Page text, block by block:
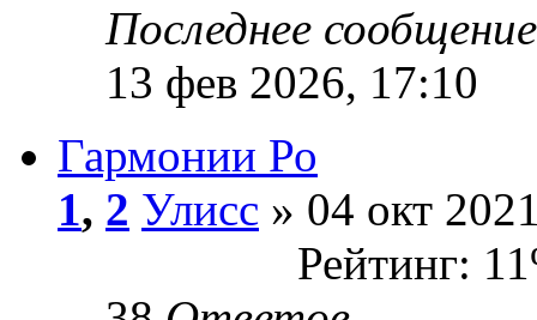
Последнее
13 фев 2026, 17:10
Гармонии Ро
1, 2 Улисс » 04 окт
Рейтинг: